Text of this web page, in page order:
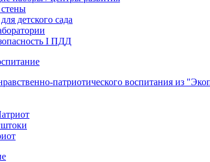
детского сада
I ПДД
патриотического воспитания из